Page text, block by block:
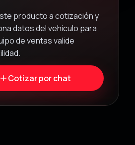
producto a cotización y
datos del vehículo para
de ventas valide
Cotizar por chat